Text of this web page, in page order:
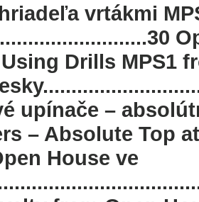
vrtákmi
Drills MPS1
upínače –
– Absolute Top
House ve